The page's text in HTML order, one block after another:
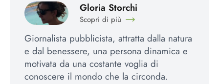
Gloria Storchi
Scopri di più
Giornalista pubblicista, attratta dalla natura
e dal benessere, una persona dinamica e
motivata da una costante voglia di
conoscere il mondo che la circonda.